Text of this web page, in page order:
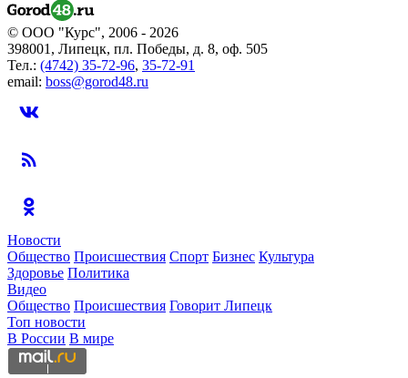
© ООО "Курс", 2006 - 2026
398001, Липецк, пл. Победы, д. 8, оф. 505
Тел.: (4742) 35-72-96, 35-72-91
email: boss@gorod48.ru
Новости
Общество Происшествия Спорт Бизнес Культура
Здоровье Политика
Видео
Общество Происшествия Говорит Липецк
Топ новости
В России В мире